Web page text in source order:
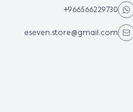
+966566229730
eseven.store@gmail.com